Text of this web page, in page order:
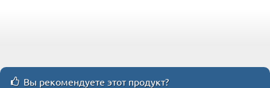
Вы рекомендуете этот продукт?